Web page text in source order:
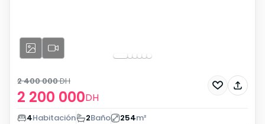
2 200 000DH
2 400 000DH
4Habitación 2Baño 254m²